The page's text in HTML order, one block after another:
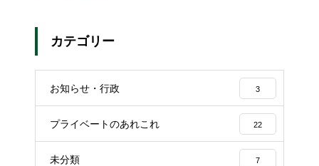
カテゴリー
お知らせ・行政 3
プライベートのあれこれ 22
未分類 7